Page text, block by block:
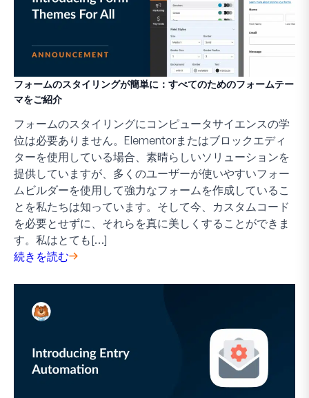
フォームのスタイリングが簡単に：すべてのためのフォームテー
マをご紹介
フォームのスタイリングにコンピュータサイエンスの学
位は必要ありません。Elementorまたはブロックエディ
ターを使用している場合、素晴らしいソリューションを
提供していますが、多くのユーザーが使いやすいフォー
ムビルダーを使用して強力なフォームを作成しているこ
とを私たちは知っています。そして今、カスタムコード
を必要とせずに、それらを真に美しくすることができま
す。私はとても[…]
続きを読む